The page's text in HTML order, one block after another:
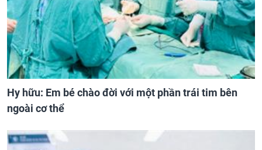
Hy hữu: Em bé chào đời với một phần trái tim bên
ngoài cơ thể